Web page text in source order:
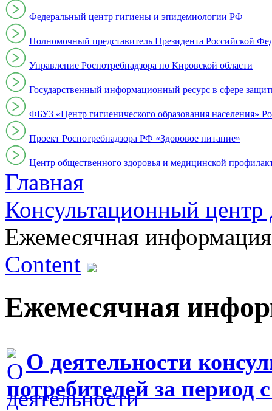
Федеральный центр гигиены и эпидемиологии РФ
Полномочный представитель Президента Российской
Управление Роспотребнадзора по Кировской области
Государственный информационный ресурс в сфере
ФБУЗ «Центр гигиенического образования населения»
Проект Роспотребнадзора РФ «Здоровое питание»
Центр общественного здоровья и медицинской
Главная
Консультационный центр
Ежемесячная информация
Content
Ежемесячная
О деятельности
потребителей за период